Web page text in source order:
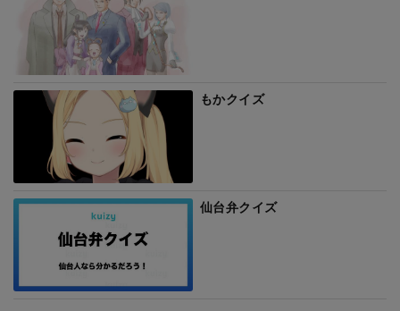
もかクイズ
仙台弁クイズ